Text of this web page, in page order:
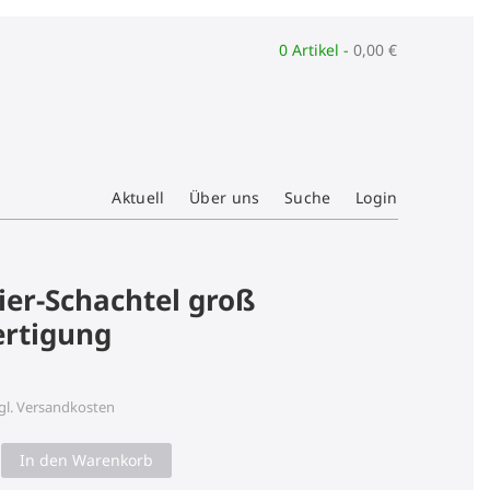
0 Artikel -0,00€
Aktuell Über uns Suche Login
Schachtel groß
Versandkosten
In den Warenkorb